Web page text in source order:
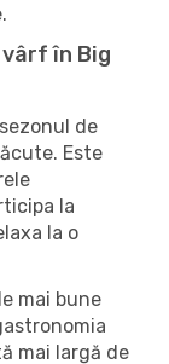
în Big
de
Este
la
la o
mai bune
mai largă de